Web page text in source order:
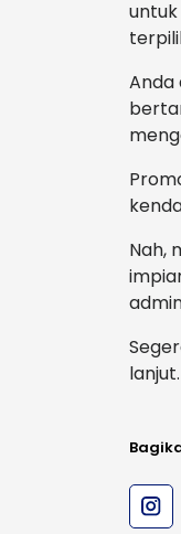
Anda
Nah,
lanjut.